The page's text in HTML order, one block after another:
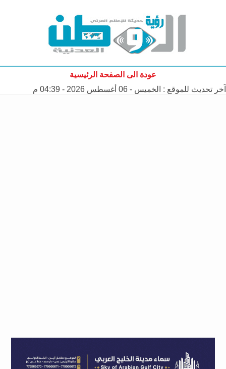
عودة الى الصفحة الرئيسية
آخر تحديث للموقع : الخميس - 06 أغسطس 2026 - 04:39 م